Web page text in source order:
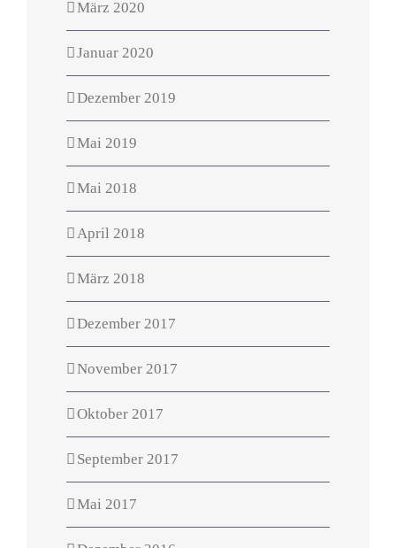
März 2020
Januar 2020
Dezember 2019
Mai 2019
Mai 2018
April 2018
März 2018
Dezember 2017
November 2017
Oktober 2017
September 2017
Mai 2017